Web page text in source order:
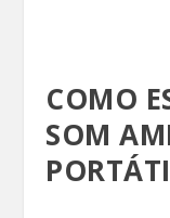
COMO
SOM